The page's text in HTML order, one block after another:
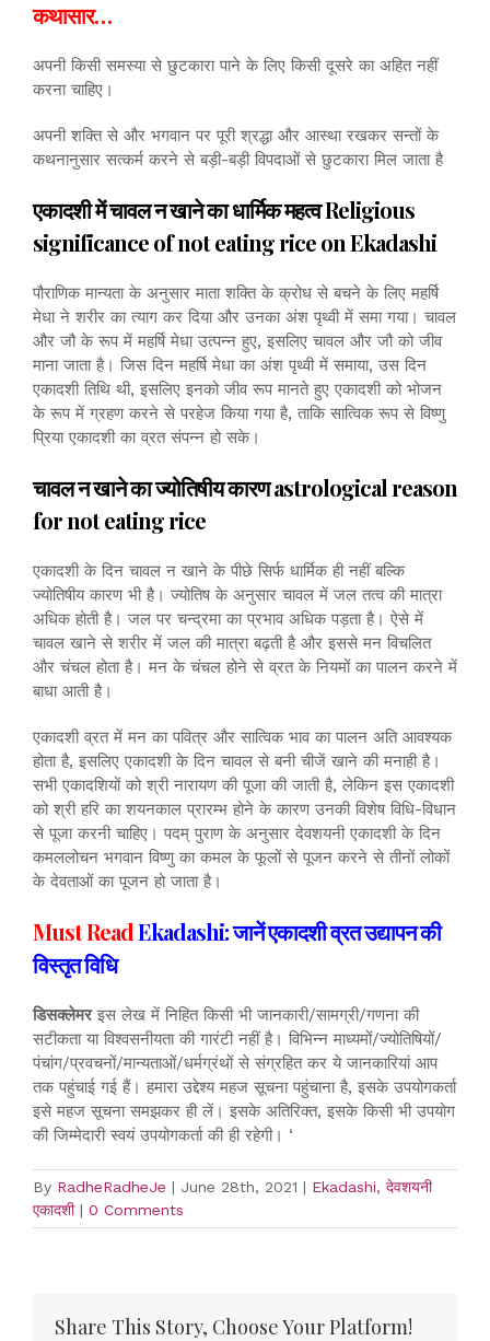
कथासार…
अपनी किसी समस्या से छुटकारा पाने के लिए किसी दूसरे का अहित नहीं
करना चाहिए।
अपनी शक्ति से और भगवान पर पूरी श्रद्धा और आस्था रखकर सन्तों के
कथनानुसार सत्कर्म करने से बड़ी-बड़ी विपदाओं से छुटकारा मिल जाता है
एकादशी में चावल न खाने का धार्मिक महत्व Religious
significance of not eating rice on Ekadashi
पौराणिक मान्यता के अनुसार माता शक्ति के क्रोध से बचने के लिए महर्षि
मेधा ने शरीर का त्याग कर दिया और उनका अंश पृथ्वी में समा गया। चावल
और जौ के रूप में महर्षि मेधा उत्पन्न हुए, इसलिए चावल और जौ को जीव
माना जाता है। जिस दिन महर्षि मेधा का अंश पृथ्वी में समाया, उस दिन
एकादशी तिथि थी, इसलिए इनको जीव रूप मानते हुए एकादशी को भोजन
के रूप में ग्रहण करने से परहेज किया गया है, ताकि सात्विक रूप से विष्णु
प्रिया एकादशी का व्रत संपन्न हो सके।
चावल न खाने का ज्योतिषीय कारण astrological reason
for not eating rice
एकादशी के दिन चावल न खाने के पीछे सिर्फ धार्मिक ही नहीं बल्कि
ज्योतिषीय कारण भी है। ज्योतिष के अनुसार चावल में जल तत्व की मात्रा
अधिक होती है। जल पर चन्द्रमा का प्रभाव अधिक पड़ता है। ऐसे में
चावल खाने से शरीर में जल की मात्रा बढ़ती है और इससे मन विचलित
और चंचल होता है। मन के चंचल होने से व्रत के नियमों का पालन करने में
बाधा आती है।
एकादशी व्रत में मन का पवित्र और सात्विक भाव का पालन अति आवश्यक
होता है, इसलिए एकादशी के दिन चावल से बनी चीजें खाने की मनाही है।
सभी एकादशियों को श्री नारायण की पूजा की जाती है, लेकिन इस एकादशी
को श्री हरि का शयनकाल प्रारम्भ होने के कारण उनकी विशेष विधि-विधान
से पूजा करनी चाहिए। पदम् पुराण के अनुसार देवशयनी एकादशी के दिन
कमललोचन भगवान विष्णु का कमल के फूलों से पूजन करने से तीनों लोकों
के देवताओं का पूजन हो जाता है।
Must ReadEkadashi: जानें एकादशी व्रत उद्यापन की
विस्तृत विधि
डिसक्लेमरइस लेख में निहित किसी भी जानकारी/सामग्री/गणना की
सटीकता या विश्वसनीयता की गारंटी नहीं है। विभिन्न माध्यमों/ज्योतिषियों/
पंचांग/प्रवचनों/मान्यताओं/धर्मग्रंथों से संग्रहित कर ये जानकारियां आप
तक पहुंचाई गई हैं। हमारा उद्देश्य महज सूचना पहुंचाना है, इसके उपयोगकर्ता
इसे महज सूचना समझकर ही लें। इसके अतिरिक्त, इसके किसी भी उपयोग
की जिम्मेदारी स्वयं उपयोगकर्ता की ही रहेगी। ‘
By RadheRadheJe | June 28th, 2021 | Ekadashi, देवशयनी
एकादशी | 0 Comments
Share This Story, Choose Your Platform!